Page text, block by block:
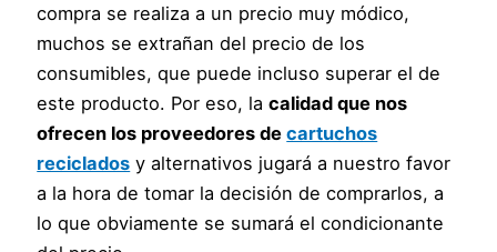
compra se realiza a un precio muy módico,
muchos se extrañan del precio de los
consumibles, que puede incluso superar el de
este producto. Por eso, lacalidad que nos
ofrecen los proveedores decartuchos
reciclados y alternativos jugará a nuestro favor
a la hora de tomar la decisión de comprarlos, a
lo que obviamente se sumará el condicionante